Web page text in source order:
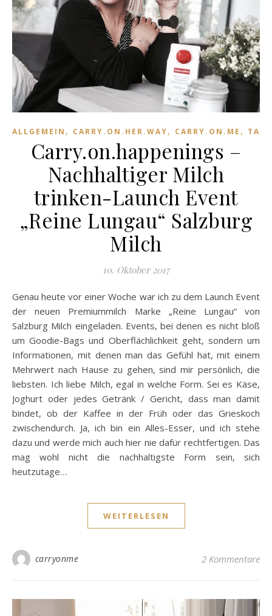
ALLGEMEIN , CARRY.ON.HER.WAY, CARRY.ON.ME ,
Carry.on.happenings –
Nachhaltiger Milch
trinken-Launch Event
„Reine Lungau“ Salzburg
Milch
10. Oktober 2017
Genau heute vor einer Woche war ich zu dem Launch Event
der neuen Premiummilch Marke „Reine Lungau“ von
Salzburg Milch eingeladen. Events, bei denen es nicht bloß
um Goodie-Bags und Oberflächlichkeit geht, sondern um
Informationen, mit denen man das Gefühl hat, mit einem
Mehrwert nach Hause zu gehen, sind mir persönlich, die
liebsten. Ich liebe Milch, egal in welche Form. Sei es Käse,
Joghurt oder jedes Getränk / Gericht, dass man damit
bindet, ob der Kaffee in der Früh oder das Grieskoch
zwischendurch. Ja, ich bin ein Alles-Esser, und ich stehe
dazu und werde mich auch hier nie dafür rechtfertigen. Das
mag wohl nicht die nachhaltigste Form sein, sich
heutzutage…
WEITERLESEN
carryonme 2 Kommentare